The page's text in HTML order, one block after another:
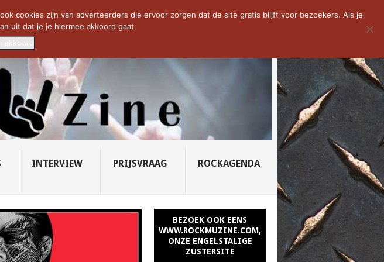
SAVATAGE KOMT TERUG IN 0... CD VAN DE WEEK: SLEEPING...
INTERVIEW PRIJSVRAAG ROCKAGENDA
BEZOEK OOK EENS
WWW.ROCKMUZINE.COM,
ONZE ENGELSTALIGE
ZUSTERSITE
cookies zijn van adverteerders die ervoor zorgen dat de site gratis blijft voor bezoekers. Als je
uit dat je je hiermee akkoord gaat.
akkoord